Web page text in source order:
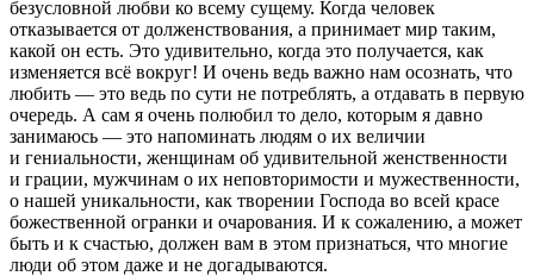
безусловной любви ко всему сущему. Когда человек
отказывается от долженствования, а принимает мир таким,
какой он есть. Это удивительно, когда это получается, как
изменяется всё вокруг! И очень ведь важно нам осознать, что
любить — это ведь по сути не потреблять, а отдавать в первую
очередь. А сам я очень полюбил то дело, которым я давно
занимаюсь — это напоминать людям о их величии
и гениальности, женщинам об удивительной женственности
и грации, мужчинам о их неповторимости и мужественности,
о нашей уникальности, как творении Господа во всей красе
божественной огранки и очарования. И к сожалению, а может
быть и к счастью, должен вам в этом признаться, что многие
люди об этом даже и не догадываются.